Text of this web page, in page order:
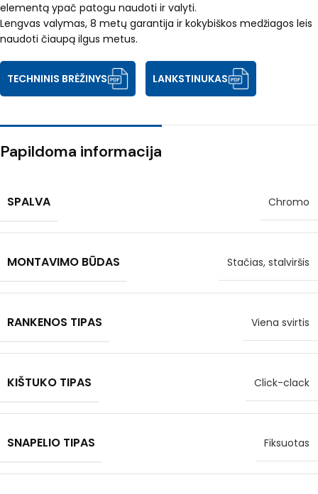
elementą ypač patogu naudoti ir valyti.
Lengvas valymas, 8 metų garantija ir kokybiškos medžiagos leis
naudoti čiaupą ilgus metus.
TECHNINIS BRĖŽINYS LANKSTINUKAS
Papildoma informacija
SPALVA Chromo
MONTAVIMO BŪDAS Stačias, stalviršis
RANKENOS TIPAS Viena svirtis
KIŠTUKO TIPAS Click-clack
SNAPELIO TIPAS Fiksuotas